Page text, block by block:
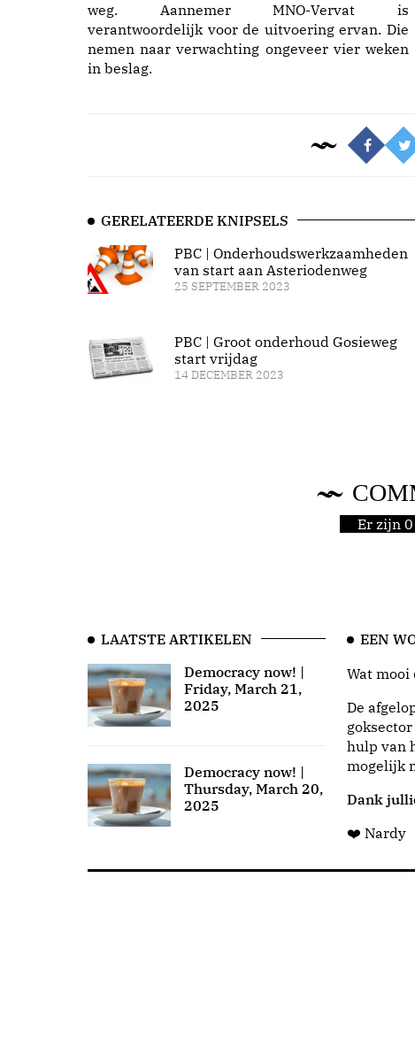
weg. Aannemer MNO-Vervat is
verantwoordelijk voor de uitvoering ervan. Die
nemen naar verwachting ongeveer vier weken
in beslag.
GERELATEERDE KNIPSELS
PBC | Onderhoudswerkzaamheden
van start aan Asteriodenweg
25 SEPTEMBER 2023
PBC | Groot onderhoud Gosieweg
start vrijdag
14 DECEMBER 2023
Er zijn
LAATSTE ARTIKELEN
Democracy now! |
Friday, March 21,
2025
Democracy now! |
Thursday, March 20,
2025
EEN
Wat
De
hulp van
mogelijk
Dank
❤️ Nardy